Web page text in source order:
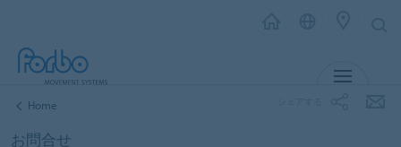
Home
お問合せ